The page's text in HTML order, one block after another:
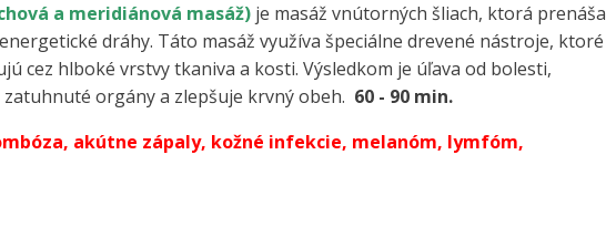
a meridiánová masáž) je masáž vnútorných šliach, ktorá prenáša
dráhy. Táto masáž využíva špeciálne drevené nástroje, ktoré
cez hlboké vrstvy tkaniva a kosti. Výsledkom je úľava od bolesti,
orgány a zlepšuje krvný obeh. 60 - 90 min.
akútne zápaly, kožné infekcie, melanóm, lymfóm,